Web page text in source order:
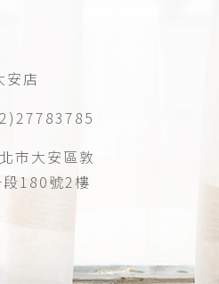
安店
市大安區敦
180號2樓